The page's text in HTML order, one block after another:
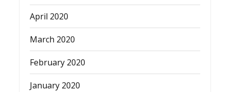
April 2020
March 2020
February 2020
January 2020